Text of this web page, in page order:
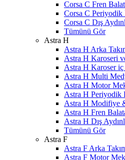
Corsa C Fren
Corsa C Periyodik
Corsa C Dış
Tümünü Gör
Astra H
Astra H Arka
Astra H Karoseri
Astra H Karoser
Astra H Multi
Astra H Motor
Astra H Periyodik
Astra H Modifiye
Astra H Fren
Astra H Dış
Tümünü Gör
Astra F
Astra F Arka
Astra F Motor